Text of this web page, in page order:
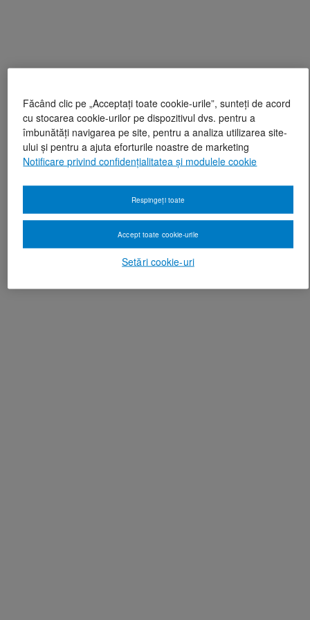
Făcând clic pe „Acceptați toate cookie-urile”, sunteți de acord
cu stocarea cookie-urilor pe dispozitivul dvs. pentru a
îmbunătăți navigarea pe site, pentru a analiza utilizarea site-
ului și pentru a ajuta eforturile noastre de marketing
Notificare privind confidențialitatea și modulele cookie
Setări cookie-uri
Respingeți toate
Accept toate cookie-urile